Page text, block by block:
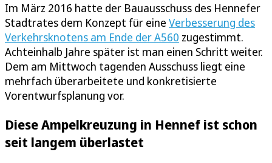
Im März 2016 hatte der Bauausschuss des Hennefer
Stadtrates dem Konzept für eine Verbesserung des
Verkehrsknotens am Ende der A560 zugestimmt.
Achteinhalb Jahre später ist man einen Schritt weiter.
Dem am Mittwoch tagenden Ausschuss liegt eine
mehrfach überarbeitete und konkretisierte
Vorentwurfsplanung vor.
Diese Ampelkreuzung in Hennef ist schon
seit langem überlastet